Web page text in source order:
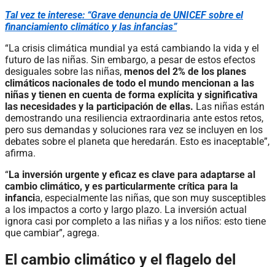
Tal vez te interese: “Grave denuncia de UNICEF sobre el
financiamiento climático y las infancias”
“La crisis climática mundial ya está cambiando la vida y el
futuro de las niñas. Sin embargo, a pesar de estos efectos
desiguales sobre las niñas, menos del 2% de los planes
climáticos nacionales de todo el mundo mencionan a las
niñas y tienen en cuenta de forma explícita y significativa
las necesidades y la participación de ellas. Las niñas están
demostrando una resiliencia extraordinaria ante estos retos,
pero sus demandas y soluciones rara vez se incluyen en los
debates sobre el planeta que heredarán. Esto es inaceptable”,
afirma.
“La inversión urgente y eficaz es clave para adaptarse al
cambio climático, y es particularmente crítica para la
infancia, especialmente las niñas, que son muy susceptibles
a los impactos a corto y largo plazo. La inversión actual
ignora casi por completo a las niñas y a los niños: esto tiene
que cambiar”, agrega.
El cambio climático y el flagelo del